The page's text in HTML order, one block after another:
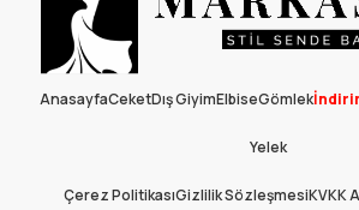
AnasayfaCeketDış GiyimElbiseGömlek
Yelek
Çerez PolitikasıGizlilik SözleşmesiKVKK